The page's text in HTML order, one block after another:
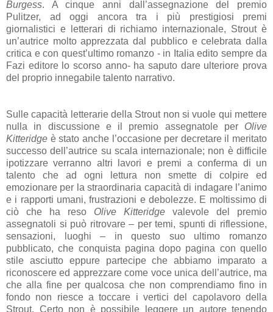
Burgess. A cinque anni dall’assegnazione del premio
Pulitzer, ad oggi ancora tra i più prestigiosi premi
giornalistici e letterari di richiamo internazionale, Strout è
un’autrice molto apprezzata dal pubblico e celebrata dalla
critica e con quest’ultimo romanzo - in Italia edito sempre da
Fazi editore lo scorso anno- ha saputo dare ulteriore prova
del proprio innegabile talento narrativo.
Sulle capacità letterarie della Strout non si vuole qui mettere
nulla in discussione e il premio assegnatole per Olive
Kitteridge è stato anche l’occasione per decretare il meritato
successo dell’autrice su scala internazionale; non è difficile
ipotizzare verranno altri lavori e premi a conferma di un
talento che ad ogni lettura non smette di colpire ed
emozionare per la straordinaria capacità di indagare l’animo
e i rapporti umani, frustrazioni e debolezze. E moltissimo di
ciò che ha reso Olive Kitteridge valevole del premio
assegnatoli si può ritrovare – per temi, spunti di riflessione,
sensazioni, luoghi – in questo suo ultimo romanzo
pubblicato, che conquista pagina dopo pagina con quello
stile asciutto eppure partecipe che abbiamo imparato a
riconoscere ed apprezzare come voce unica dell’autrice, ma
che alla fine per qualcosa che non comprendiamo fino in
fondo non riesce a toccare i vertici del capolavoro della
Strout. Certo non è possibile leggere un autore tenendo